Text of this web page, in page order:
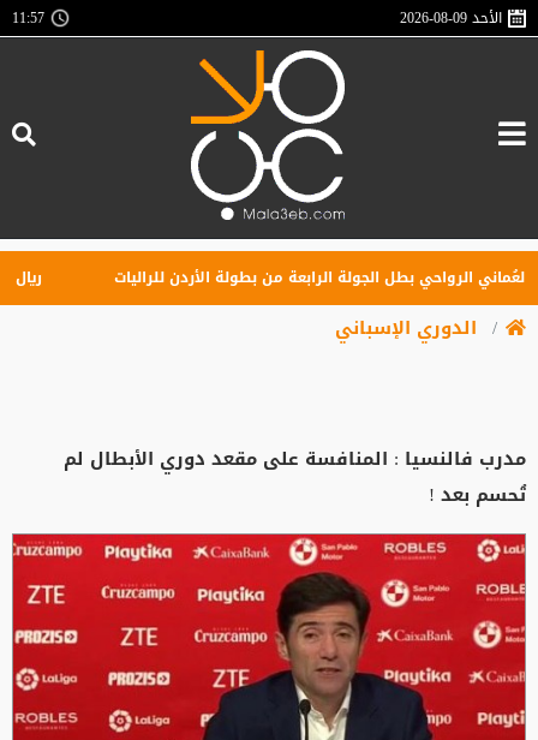
الأحد2026-08-09
11:57
الرواحي بطل الجولة الرابعة من بطولة الأردن للراليات ريال
الدوري الإسباني
مدرب فالنسيا : المنافسة على مقعد دوري الأبطال لم
تُحسم بعد !